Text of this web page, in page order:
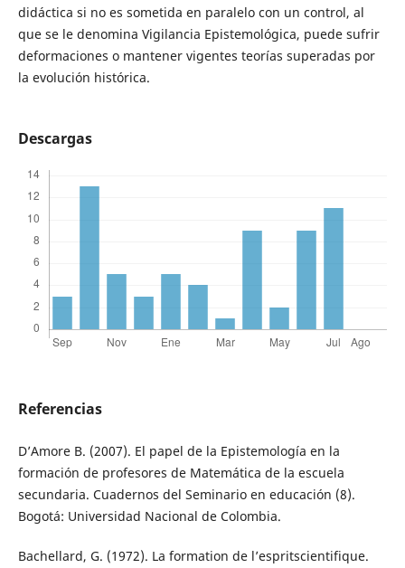
didáctica si no es sometida en paralelo con un control, al
que se le denomina Vigilancia Epistemológica, puede sufrir
deformaciones o mantener vigentes teorías superadas por
la evolución histórica.
Descargas
Referencias
D’Amore B. (2007). El papel de la Epistemología en la
formación de profesores de Matemática de la escuela
secundaria. Cuadernos del Seminario en educación (8).
Bogotá: Universidad Nacional de Colombia.
Bachellard, G. (1972). La formation de l’espritscientifique.